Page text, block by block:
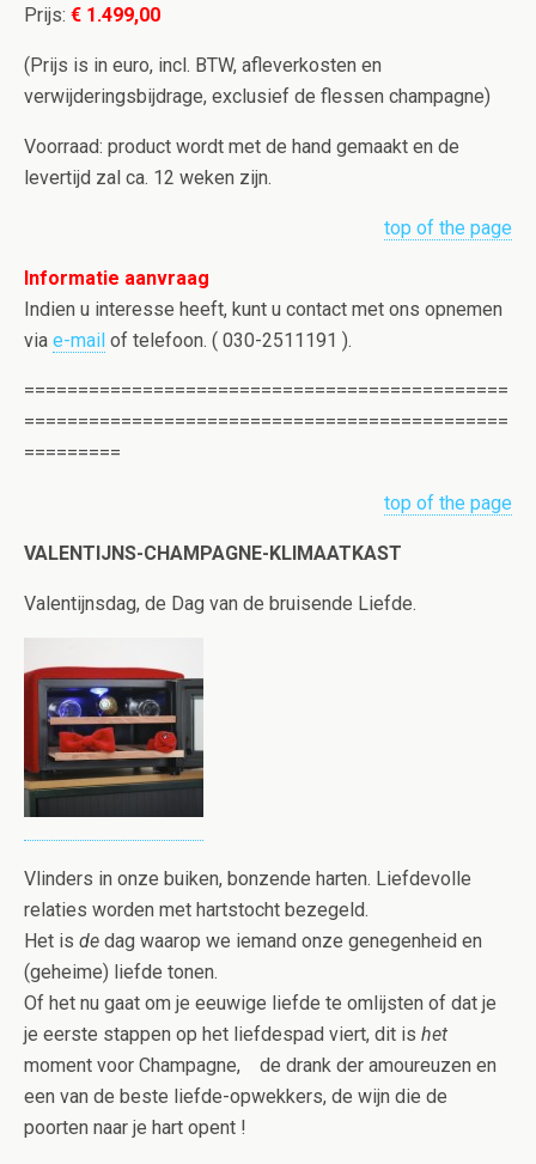
Prijs: € 1.499,00
(Prijs is in euro, incl. BTW, afleverkosten en
verwijderingsbijdrage, exclusief de flessen champagne)
Voorraad: product wordt met de hand gemaakt en de
levertijd zal ca. 12 weken zijn.
top of the page
Informatie aanvraag
Indien u interesse heeft, kunt u contact met ons opnemen
via e-mail of telefoon. ( 030-2511191 ).
=============================================
=============================================
=========
top of the page
VALENTIJNS-CHAMPAGNE-KLIMAATKAST
Valentijnsdag, de Dag van de bruisende Liefde.
Vlinders in onze buiken, bonzende harten. Liefdevolle
relaties worden met hartstocht bezegeld.
Het is de dag waarop we iemand onze genegenheid en
(geheime) liefde tonen.
Of het nu gaat om je eeuwige liefde te omlijsten of dat je
je eerste stappen op het liefdespad viert, dit is het
moment voor Champagne, de drank der amoureuzen en
een van de beste liefde-opwekkers, de wijn die de
poorten naar je hart opent !